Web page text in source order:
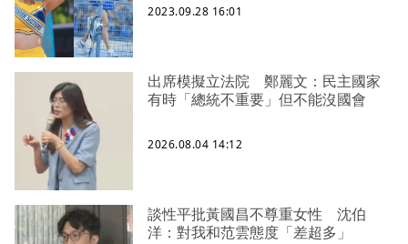
2023.09.28 16:01
出席模擬立法院 鄭麗文：民主國家
有時「總統不重要」但不能沒國會
2026.08.04 14:12
談性平批黃國昌不尊重女性 沈伯
洋：對我和范雲態度「差超多」